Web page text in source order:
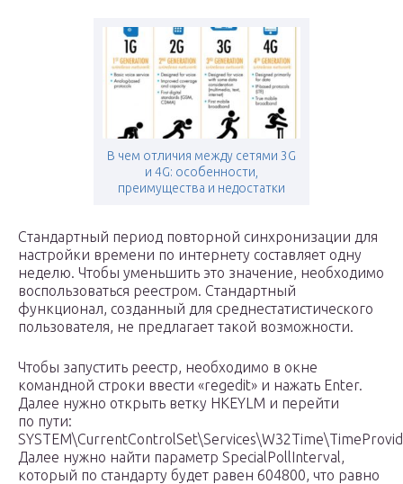
В чем отличия между сетями 3G
и 4G: особенности,
преимущества и недостатки
Стандартный период повторной синхронизации для
настройки времени по интернету составляет одну
неделю. Чтобы уменьшить это значение, необходимо
воспользоваться реестром. Стандартный
функционал, созданный для среднестатистического
пользователя, не предлагает такой возможности.
Чтобы запустить реестр, необходимо в окне
командной строки ввести «regedit» и нажать Enter.
Далее нужно открыть ветку HKEYLM и перейти
по пути:
Далее нужно найти параметр SpecialPollInterval,
который по стандарту будет равен 604800, что равно